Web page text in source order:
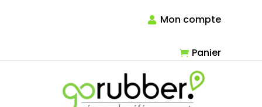
Mon compte
Panier